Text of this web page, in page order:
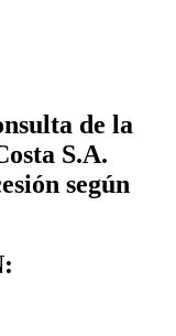
de la
S.A.
según